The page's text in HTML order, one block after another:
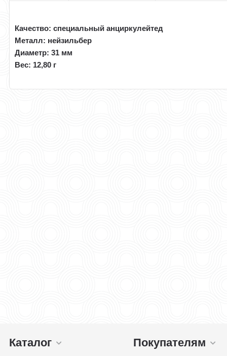
Качество: специальный анциркулейтед
Металл: нейзильбер
Диаметр: 31 мм
Вес: 12,80 г
Каталог Покупателям